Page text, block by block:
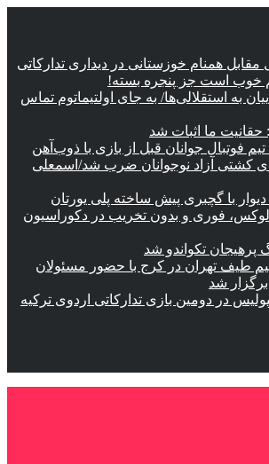
مقابل همنام خوزستانی در دیداری تدارکاتی
خوب است جز پنجره بسته!
به استقلالی‌ها/ به جای اولتیماتوم تماس
حقانیت ما اثبات شد
فوتبال جوانان قبل از بازی با ذوب‌آهن
کشتی آزاد نوجوانان ضرب شد/اسمعلی
دیوار با گچبری پیش ساخته پلی یورتان
فوری و بدون تخریب در دکوراسیون
پرهیجان تکواندو شد
تیم طیف تهران در کرج با حضور مسئولان
شد
در دومین بازی تدارکاتی اردوی ترکیه